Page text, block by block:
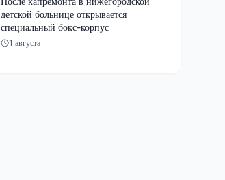
детской больнице открывается
специальный бокс-корпус
1 августа